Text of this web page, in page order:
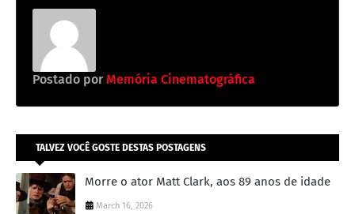
Postado por Memória Cinematográfica
TALVEZ VOCÊ GOSTE DESTAS POSTAGENS
Morre o ator Matt Clark, aos 89 anos de idade
March 16, 2026